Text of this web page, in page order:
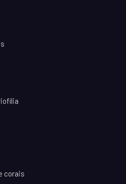
corais